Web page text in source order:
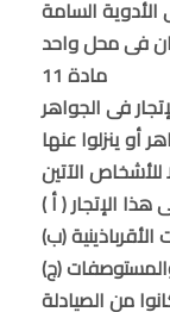
الأدوية السامة
مادة 11
فى الجواهر
أو ينزلوا عنها
(ج) مديرى صيدليات المستشفيات والمصحات والمستوصفات